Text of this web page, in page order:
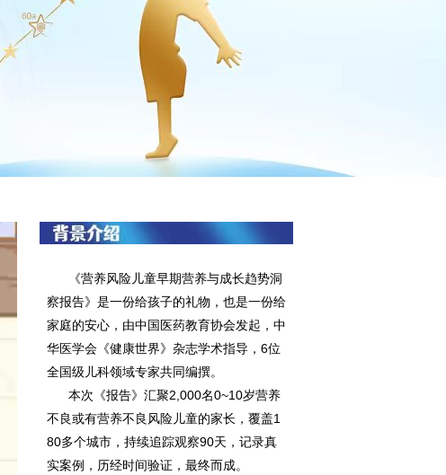
《营养风险儿童早期营养与成长趋势洞
察报告》是一份给孩子的礼物，也是一份给
家庭的安心，由中国医药教育协会发起，中
华医学会《健康世界》杂志学术指导，6位
全国级儿科领域专家共同编撰。
本次《报告》汇聚2,000名0~10岁营养
不良或有营养不良风险儿童的家长，覆盖1
80多个城市，持续追踪观察90天，记录真
实案例，历经时间验证，最终而成。